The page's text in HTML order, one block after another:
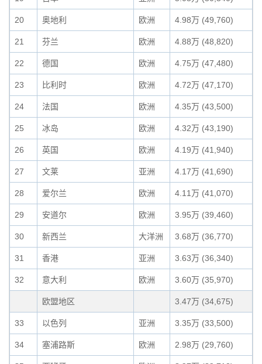
20 奥地利 欧洲 4.98万 (49,760)
21 芬兰 欧洲 4.88万 (48,820)
22 德国 欧洲 4.75万 (47,480)
23 比利时 欧洲 4.72万 (47,170)
24 法国 欧洲 4.35万 (43,500)
25 冰岛 欧洲 4.32万 (43,190)
26 英国 欧洲 4.19万 (41,940)
27 文莱 亚洲 4.17万 (41,690)
28 爱尔兰 欧洲 4.11万 (41,070)
29 安道尔 欧洲 3.95万 (39,460)
30 新西兰 大洋洲 3.68万 (36,770)
31 香港 亚洲 3.63万 (36,340)
32 意大利 欧洲 3.60万 (35,970)
欧盟地区 3.47万 (34,675)
33 以色列 亚洲 3.35万 (33,500)
34 塞浦路斯 欧洲 2.98万 (29,760)